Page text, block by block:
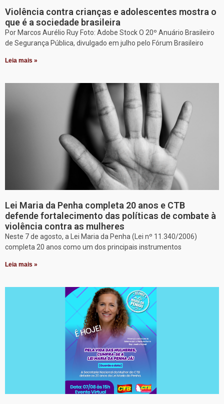
Violência contra crianças e adolescentes mostra o
que é a sociedade brasileira
Por Marcos Aurélio Ruy Foto: Adobe Stock O 20º Anuário Brasileiro
de Segurança Pública, divulgado em julho pelo Fórum Brasileiro
Leia mais »
Lei Maria da Penha completa 20 anos e CTB
defende fortalecimento das políticas de combate à
violência contra as mulheres
Neste 7 de agosto, a Lei Maria da Penha (Lei nº 11.340/2006)
completa 20 anos como um dos principais instrumentos
Leia mais »